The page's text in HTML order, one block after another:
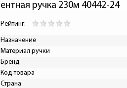
ентная ручка 230м 40442-24
Рейтинг:
Назначение
Материал ручки
Бренд
Код товара
Страна